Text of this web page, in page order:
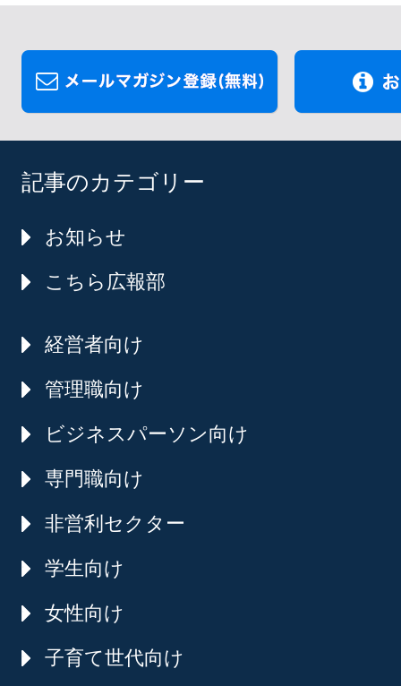
記事のカテゴリー
お知らせ
こちら広報部
経営者向け
管理職向け
ビジネスパーソン向け
専門職向け
非営利セクター
学生向け
女性向け
子育て世代向け